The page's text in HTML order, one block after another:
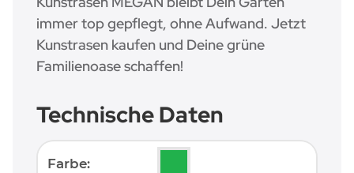
immer top gepflegt, ohne Aufwand. Jetzt
Kunstrasen kaufen und Deine grüne
Familienoase schaffen!
Technische Daten
Produkteigenschaft
Wert
Farbe: